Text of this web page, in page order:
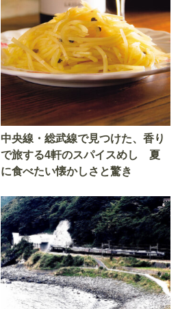
中央線・総武線で見つけた、香り
で旅する4軒のスパイスめし 夏
に食べたい懐かしさと驚き